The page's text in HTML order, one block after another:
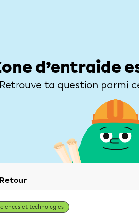
d’entraide
Retrouve ta question parmi
Retour
et technologies